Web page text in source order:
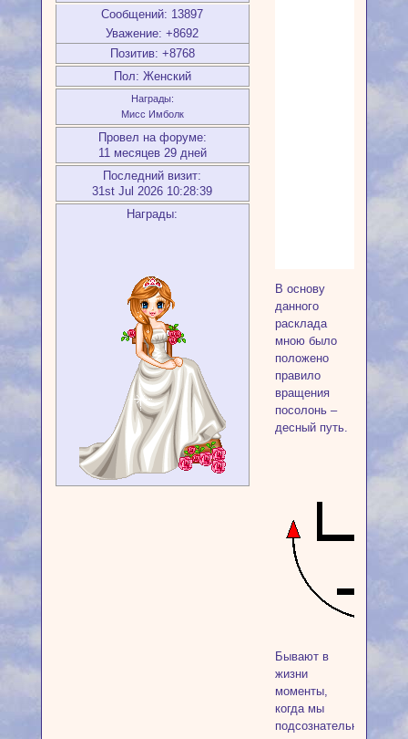
Сообщений: 13897
Уважение: +8692
Позитив: +8768
Пол: Женский
Награды:
Мисс Имболк
Провел на форуме:
11 месяцев 29 дней
Последний визит:
31st Jul 2026 10:28:39
Награды:
В основу
данного
расклада
мною было
положено
правило
вращения
посолонь –
десный путь.
Бывают в
жизни
моменты,
когда мы
подсознательно